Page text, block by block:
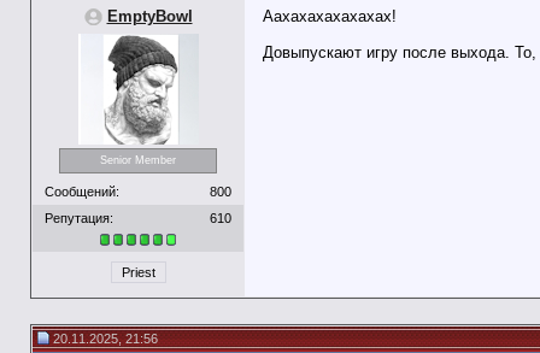
EmptyBowl
Senior Member
Сообщений:
800
Репутация:
610
Priest
Аахахахахахахах!
Довыпускают игру после выхода.
20.11.2025, 21:56